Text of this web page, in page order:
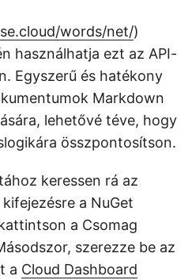
words/net/)
használhatja ezt az API-
Egyszerű és hatékony
Markdown
lehetővé téve, hogy
összpontosítson.
keressen rá az
kifejezésre a NuGet
a Csomag
szerezze be az
a Cloud Dashboard